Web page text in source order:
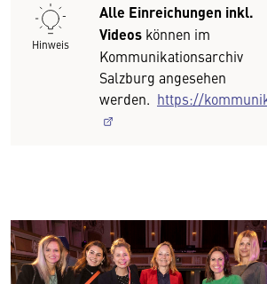
Hinweis
Alle Einreichungen inkl.
Videos können im
Kommunikationsarchiv
Salzburg angesehen
werden. https://